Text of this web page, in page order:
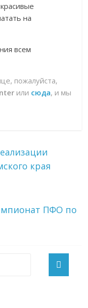
на
всем
пожалуйста,
или сюда, и мы
края
ПФО по